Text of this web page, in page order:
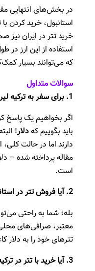
در بخش‌های انتهایی
استانبول، خرید کردن
خرید تتر در ایران نیز
استفاده از این ارز در
که می‌توانند بسیار
سوالات متداول
1. برای سفر به ترکیه
اگر بخواهیم یک پاسخ
باید بگوییم کهدلار!
دارند اما در حالت
مقاله پرداخته شده –
است.
2. آیا فروش تتر در
بله؛ شما به راحتی
معتبر، صرافی‌های
تترهای خود را به دلار
3. آیا خرید با تتر در